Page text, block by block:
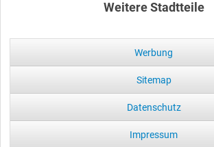
Weitere Stadtteile
Werbung
Sitemap
Datenschutz
Impressum